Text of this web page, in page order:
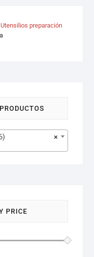
Utensilios preparación
×
PRICE